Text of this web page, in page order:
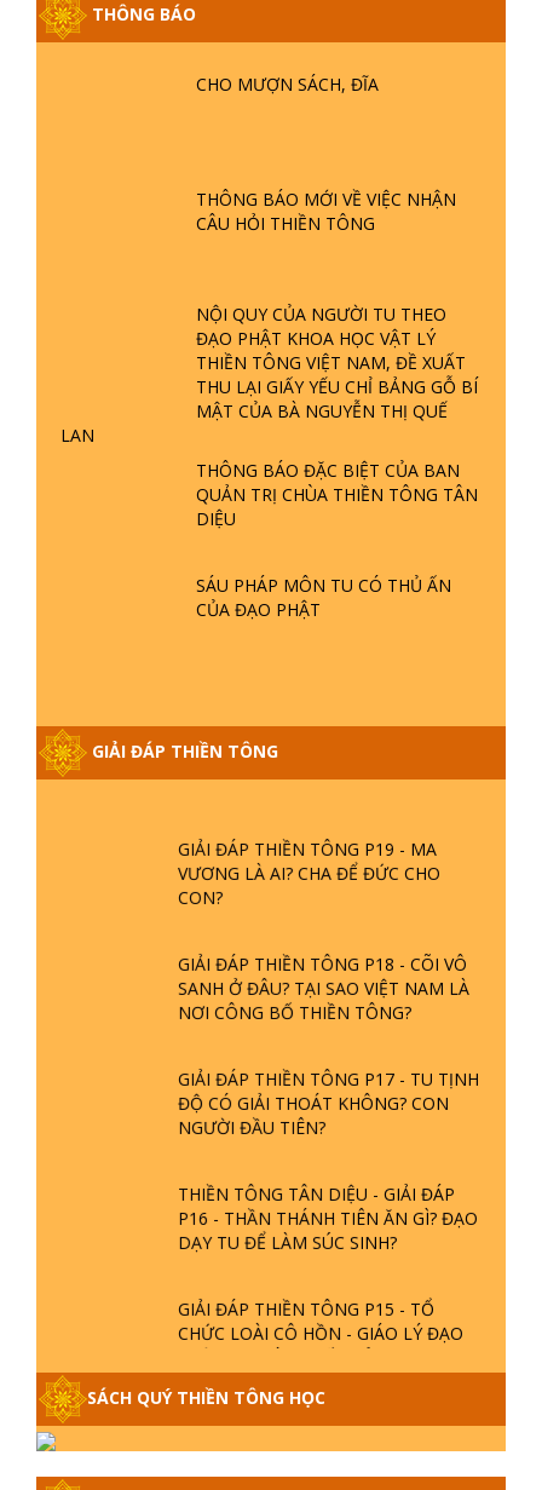
THÔNG BÁO
CHO MƯỢN SÁCH, ĐĨA
THÔNG BÁO MỚI VỀ VIỆC NHẬN
CÂU HỎI THIỀN TÔNG
NỘI QUY CỦA NGƯỜI TU THEO
ĐẠO PHẬT KHOA HỌC VẬT LÝ
THIỀN TÔNG VIỆT NAM, ĐỀ XUẤT
THU LẠI GIẤY YẾU CHỈ BẢNG GỖ BÍ
MẬT CỦA BÀ NGUYỄN THỊ QUẾ
LAN
THÔNG BÁO ĐẶC BIỆT CỦA BAN
QUẢN TRỊ CHÙA THIỀN TÔNG TÂN
DIỆU
SÁU PHÁP MÔN TU CÓ THỦ ẤN
CỦA ĐẠO PHẬT
GIẢI ĐÁP THIỀN TÔNG
HOA LÀ HỘI GÌ? TỬ VÌ ĐẠO
PHẬT GIỚI CÓ THỜI GIAN KHÔNG? |
TTTD
ĐỨC CHÚA TRỜI LÀ AI? QUỶ SA
TĂNG? | TTTD
GIẢI ĐÁP THIỀN TÔNG ĐẶC BIỆT P22
- TẠI SAO TRÁI ĐẤT NHIỀU THIÊN TAI
GIẢI ĐÁP THIỀN TÔNG ĐẶC BIỆT P21
- TẠI SAO ĐỨC PHẬT BƯỚC ĐI 7
GIẢI ĐÁP VỀ LỄ TIỄN THIỀN TÔNG SƯ
GIẢI ĐÁP THIỀN TÔNG ĐẶC BIỆT
PHẦN 20 - BÁC NGUYỄN NHÂN LÀ AI?
PHIỀN NÃO DO ĐÂU MÀ CÓ?
GIẢI ĐÁP THIỀN TÔNG P19 - MA
VƯƠNG LÀ AI? CHA ĐỂ ĐỨC CHO
CON?
GIẢI ĐÁP THIỀN TÔNG P18 - CÕI VÔ
SANH Ở ĐÂU? TẠI SAO VIỆT NAM LÀ
NƠI CÔNG BỐ THIỀN TÔNG?
GIẢI ĐÁP THIỀN TÔNG P17 - TU TỊNH
ĐỘ CÓ GIẢI THOÁT KHÔNG? CON
NGƯỜI ĐẦU TIÊN?
THIỀN TÔNG TÂN DIỆU - GIẢI ĐÁP
P16 - THẦN THÁNH TIÊN ĂN GÌ? ĐẠO
DẠY TU ĐỂ LÀM SÚC SINH?
GIẢI ĐÁP THIỀN TÔNG P15 - TỔ
CHỨC LOÀI CÔ HỒN - GIÁO LÝ ĐẠO
PHẬT KHI NÀO XUẤT BẢN
SÁCH QUÝ THIỀN TÔNG HỌC